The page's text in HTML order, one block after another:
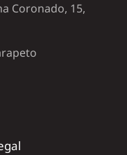
Coronado, 15,